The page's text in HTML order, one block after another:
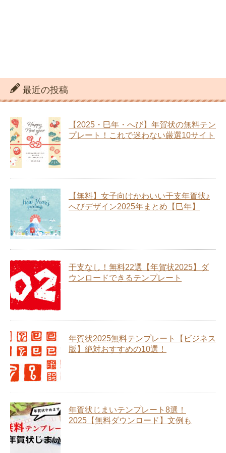
最近の投稿
【2025・巳年・へび】年賀状の無料テン
プレート！これで迷わない厳選10サイト
【無料】女子向けかわいい干支年賀状♪
へびデザイン2025年まとめ【巳年】
干支なし！無料22選【年賀状2025】ダ
ウンロードできるテンプレート
年賀状2025無料テンプレート【ビジネス
版】絶対おすすめの10選！
年賀状じまいテンプレート8選！
2025【無料ダウンロード】文例も